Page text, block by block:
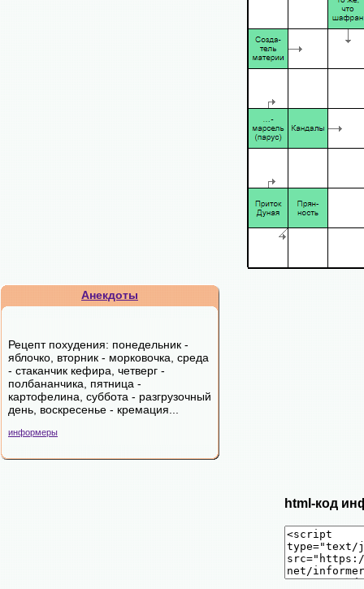
Анекдоты
Рецепт похудения: понедельник -
яблочко, вторник - морковочка, среда
- стаканчик кефира, четверг -
полбананчика, пятница -
картофелина, суббота - разгрузочный
день, воскресенье - кремация...
информеры
html-код